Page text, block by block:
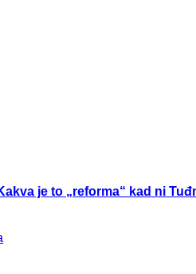
je to „reforma“ kad ni